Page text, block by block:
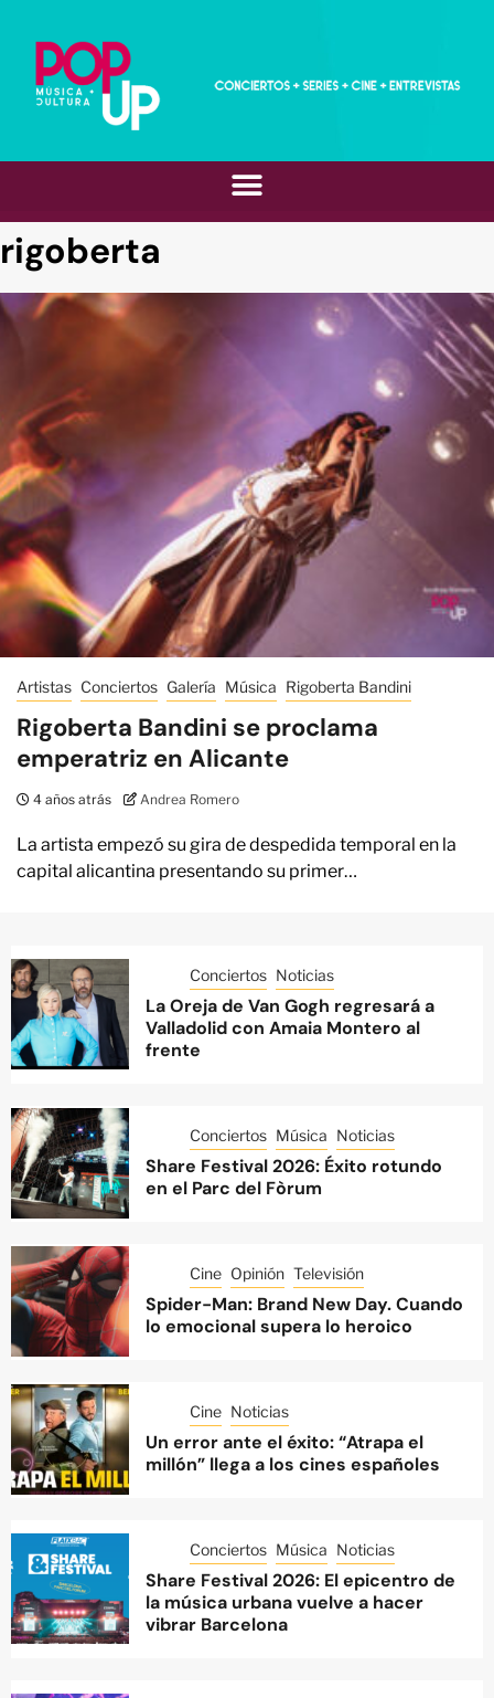
rigoberta
Artistas Conciertos Galería Música Rigoberta Bandini
Rigoberta Bandini se proclama
emperatriz en Alicante
4 años atrás Andrea Romero
La artista empezó su gira de despedida temporal en la
capital alicantina presentando su primer…
Conciertos Noticias
La Oreja de Van Gogh regresará a
Valladolid con Amaia Montero al
frente
Conciertos Música Noticias
Share Festival 2026: Éxito rotundo
en el Parc del Fòrum
Cine Opinión Televisión
Spider-Man: Brand New Day. Cuando
lo emocional supera lo heroico
Cine Noticias
Un error ante el éxito: “Atrapa el
millón” llega a los cines españoles
Conciertos Música Noticias
Share Festival 2026: El epicentro de
la música urbana vuelve a hacer
vibrar Barcelona